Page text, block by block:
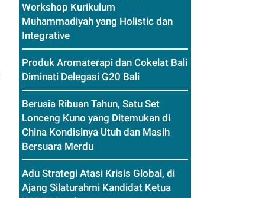
Workshop Kurikulum
Muhammadiyah yang Holistic dan
Integrative
Produk Aromaterapi dan Cokelat Bali
Diminati Delegasi G20 Bali
Berusia Ribuan Tahun, Satu Set
Lonceng Kuno yang Ditemukan di
China Kondisinya Utuh dan Masih
Bersuara Merdu
Adu Strategi Atasi Krisis Global, di
Ajang Silaturahmi Kandidat Ketua